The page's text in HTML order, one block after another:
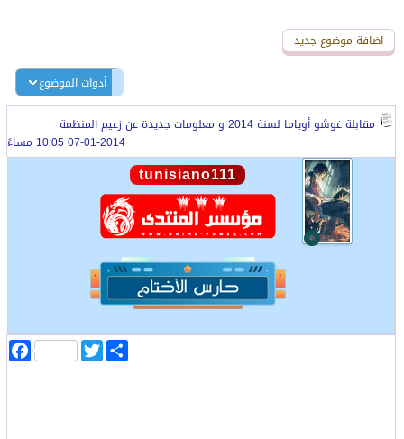
اضافة رد جديد
اضافة موضوع جديد
أدوات الموضوع
مقابلة غوشو أوياما لسنة 2014 و معلومات جديدة عن زعيم المنظمة
07-01-2014 10:05 مساءً
tunisiano111
a
T
w
ن